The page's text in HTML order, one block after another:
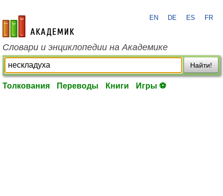
academic.ru
EN DE ES FR
Словари и энциклопедии на Академике
Найти!
Толкования Переводы Книги Игры ⚽